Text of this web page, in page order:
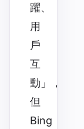
躍、
用
戶
互
動」，
但
Bing